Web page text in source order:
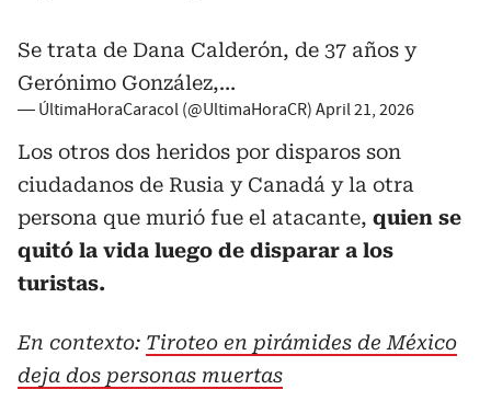
Se trata de Dana Calderón, de 37 años y
Gerónimo González,…
— ÚltimaHoraCaracol (@UltimaHoraCR) April 21, 2026
Los otros dos heridos por disparos son
ciudadanos de Rusia y Canadá y la otra
persona que murió fue el atacante, quien se
quitó la vida luego de disparar a los
turistas.
En contexto: Tiroteo en pirámides de México
deja dos personas muertas